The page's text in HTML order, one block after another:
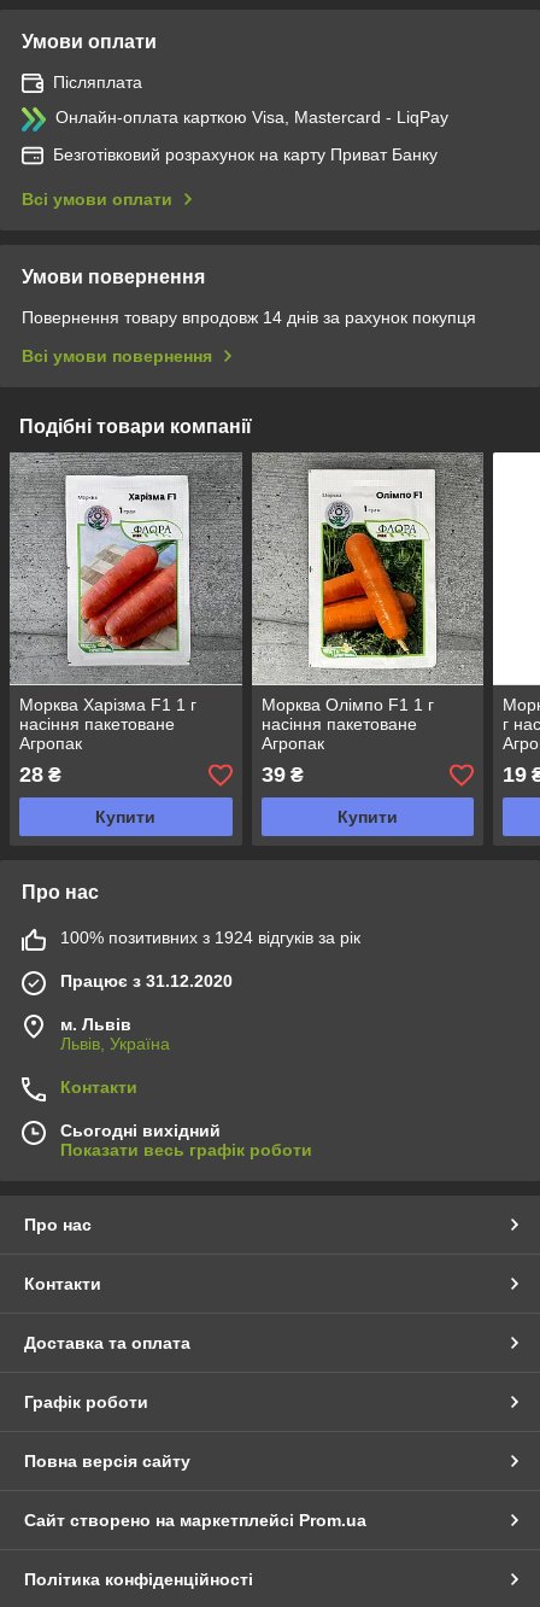
Умови оплати
Післяплата
Онлайн-оплата карткою Visa, Mastercard - LiqPay
Безготівковий розрахунок на карту Приват Банку
Всі умови оплати
Умови повернення
Повернення товару впродовж 14 днів за рахунок покупця
Всі умови повернення
Подібні товари компанії
Морква Харізма F1 1 г
насіння пакетоване
Агропак
28 ₴
Купити
Морква Олімпо F1 1 г
насіння пакетоване
Агропак
39₴
Купити
г
19
Про нас
100% позитивних з 1924 відгуків за рік
Працює з 31.12.2020
м. Львів
Львів, Україна
Контакти
Сьогодні вихідний
Показати весь графік роботи
Про нас
Контакти
Доставка та оплата
Графік роботи
Повна версія сайту
Сайт створено на маркетплейсі Prom.ua
Політика конфіденційності